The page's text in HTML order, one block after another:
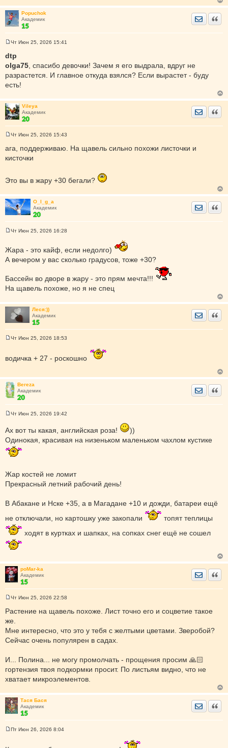
н
и
е
Popuchok
Академик
о
о
б
щ
е
н
Чт Июн 25, 2026 15:41
dtp
olga75 , спасибо девочки! Зачем я его выдрала, вдруг не
разрастется. И главное откуда взялся? Если вырастет - буду
есть!
Vileya
Академик
о
б
и
Чт Июн 25, 2026 15:43
ага, поддерживаю. На щавель сильно похожи листочки и
кисточки
Это вы в жару +30 бегали?
О_l_g_a
Академик
о
б
щ
и
Чт Июн 25, 2026 16:28
Жара - это кайф, если недолго)
А вечером у вас сколько градусов, тоже +30?
Бассейн во дворе в жару - это прям мечта!!!
На щавель похоже, но я не спец
Леся:))
Академик
б
н
и
е
Чт Июн 25, 2026 18:53
водичка + 27 - роскошно
Bereza
Академик
о
щ
е
н
Чт Июн 25, 2026 19:42
Ах вот ты какая, английская роза!
))
Одинокая, красивая на низеньком маленьком чахлом кустике
Жар костей не ломит
Прекрасный летний рабочий день!
В Абакане и Нске +35, а в Магадане +10 и дожди, батареи ещё
не отключали, но картошку уже закопали
топят теплицы
ходят в куртках и шапках, на сопках снег ещё не сошел
poMar-ka
Академик
о
б
е
н
Чт Июн 25, 2026 22:58
Растение на щавель похоже. Лист точно его и соцветие такое
же.
Мне интересно, что это у тебя с желтыми цветами. Зверобой?
Сейчас очень популярен в садах.
И... Полина... не могу промолчать - прощения просим 🙏🏻
гортензия твоя подкормки просит. По листьям видно, что не
хватает микроэлементов.
Тася Бася
Академик
Пт Июн 26, 2026 8:04